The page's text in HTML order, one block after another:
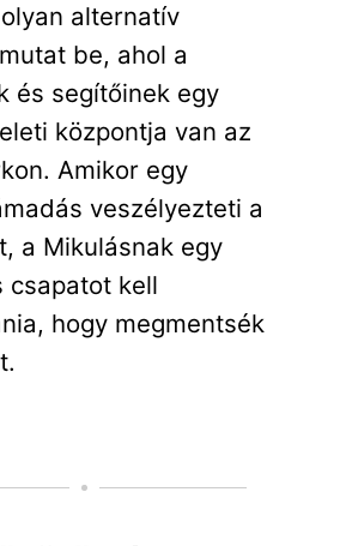
alternatív
be, ahol a
és segítőinek egy
központja van az
Amikor egy
veszélyezteti a
a Mikulásnak egy
csapatot kell
hogy megmentsék